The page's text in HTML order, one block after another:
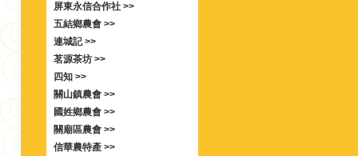
屏東永信合作社 >>
五結鄉農會 >>
連城記 >>
茗源茶坊 >>
四知 >>
關山鎮農會 >>
國姓鄉農會 >>
關廟區農會 >>
信華農特產 >>